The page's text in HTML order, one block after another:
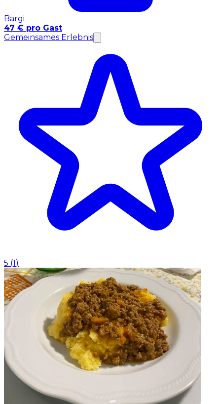
Bargi
47 € pro Gast
Gemeinsames Erlebnis
5 (1)